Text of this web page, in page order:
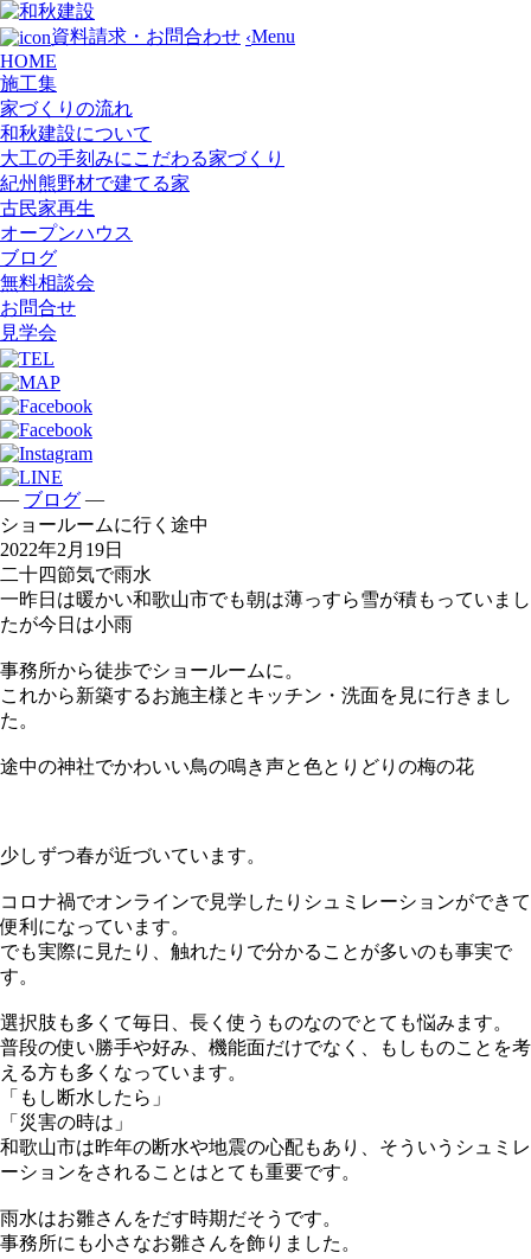
資料請求・お問合わせ ‹Menu
HOME
施工集
家づくりの流れ
和秋建設について
大工の手刻みにこだわる家づくり
紀州熊野材で建てる家
古民家再生
オープンハウス
ブログ
無料相談会
お問合せ
見学会
— ブログ —
ショールームに行く途中
2022年2月19日
二十四節気で雨水
一昨日は暖かい和歌山市でも朝は薄っすら雪が積もっていまし
たが今日は小雨
事務所から徒歩でショールームに。
これから新築するお施主様とキッチン・洗面を見に行きまし
た。
途中の神社でかわいい鳥の鳴き声と色とりどりの梅の花
少しずつ春が近づいています。
コロナ禍でオンラインで見学したりシュミレーションができて
便利になっています。
でも実際に見たり、触れたりで分かることが多いのも事実で
す。
選択肢も多くて毎日、長く使うものなのでとても悩みます。
普段の使い勝手や好み、機能面だけでなく、もしものことを考
える方も多くなっています。
「もし断水したら」
「災害の時は」
和歌山市は昨年の断水や地震の心配もあり、そういうシュミレ
ーションをされることはとても重要です。
雨水はお雛さんをだす時期だそうです。
事務所にも小さなお雛さんを飾りました。